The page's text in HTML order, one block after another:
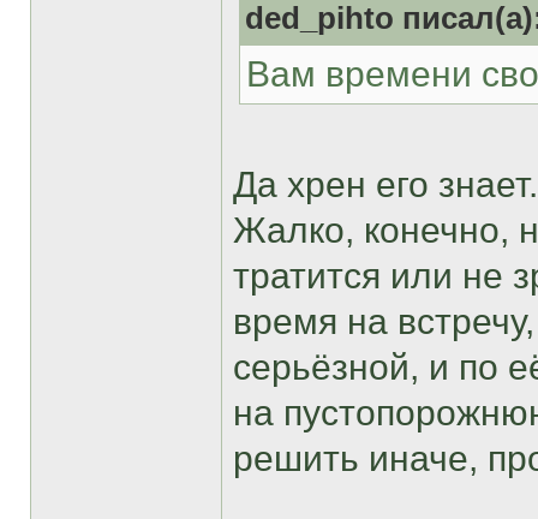
ded_pihto
Вам времени
Да хрен его знает.
Жалко, конечно,
тратится или не
время на
серьёзной, и по
на
решить иначе,